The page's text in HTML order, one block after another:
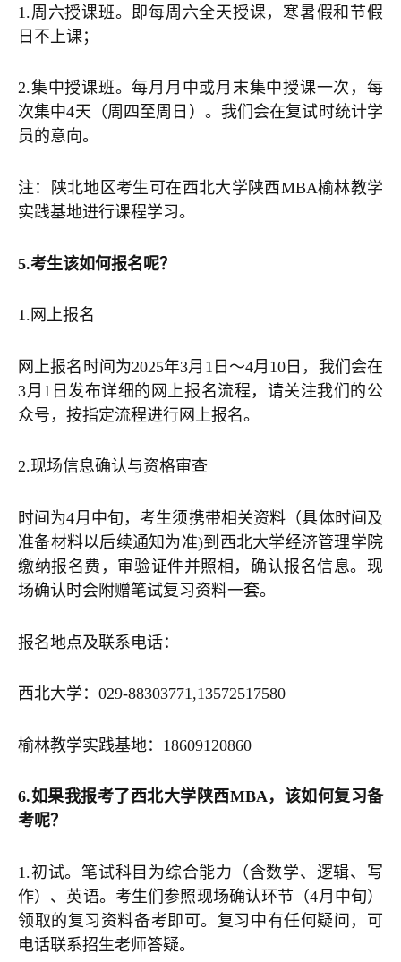
1.周六授课班。即每周六全天授课，寒暑假和节假
日不上课；
2.集中授课班。每月月中或月末集中授课一次，每
次集中4天（周四至周日）。我们会在复试时统计学
员的意向。
注：陕北地区考生可在西北大学陕西MBA榆林教学
实践基地进行课程学习。
5.考生该如何报名呢？
1.网上报名
网上报名时间为2025年3月1日～4月10日，我们会在
3月1日发布详细的网上报名流程，请关注我们的公
众号，按指定流程进行网上报名。
2.现场信息确认与资格审查
时间为4月中旬，考生须携带相关资料（具体时间及
准备材料以后续通知为准)到西北大学经济管理学院
缴纳报名费，审验证件并照相，确认报名信息。现
场确认时会附赠笔试复习资料一套。
报名地点及联系电话：
西北大学：029-88303771,13572517580
榆林教学实践基地：18609120860
6.如果我报考了西北大学陕西MBA，该如何复习备
考呢？
1.初试。笔试科目为综合能力（含数学、逻辑、写
作）、英语。考生们参照现场确认环节（4月中旬）
领取的复习资料备考即可。复习中有任何疑问，可
电话联系招生老师答疑。